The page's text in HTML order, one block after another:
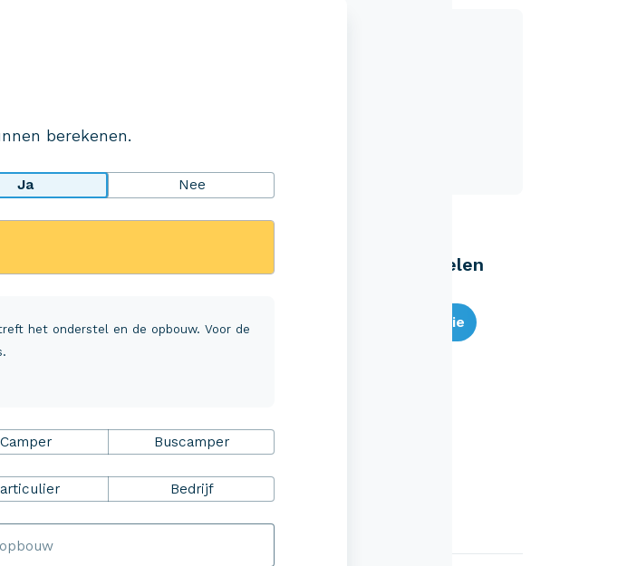
berekenen.
Ja Nee
het onderstel en de opbouw. Voor de
Camper Buscamper
Bedrijf
zeggen
Schade melden
Aveco Alarmcentrale
Eenvoudig zelf regelen
Bereken je premie